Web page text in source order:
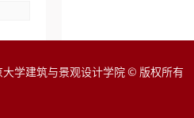
大学建筑与景观设计学院 © 版权所